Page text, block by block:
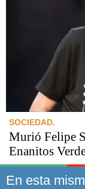
SOCIEDAD.
Murió Felipe
Enanitos
En esta